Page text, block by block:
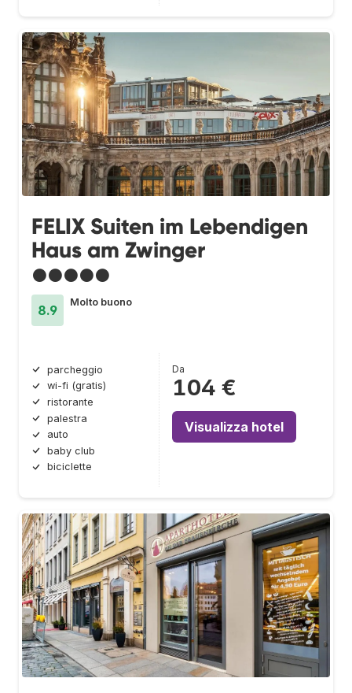
FELIX Suiten im Lebendigen
Haus am Zwinger
●●●●●
8.9
Molto buono
parcheggio
wi-fi (gratis)
ristorante
palestra
auto
baby club
biciclette
Da
104 €
Visualizza hotel